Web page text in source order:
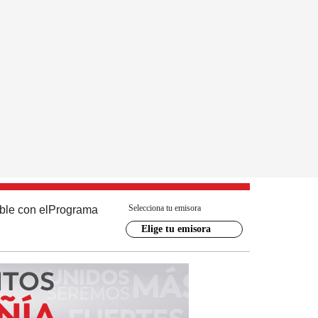
con el Programa Selecciona tu emisora
Elige tu emisora